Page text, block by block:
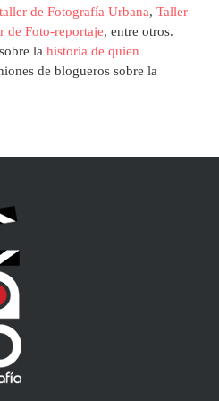
taller de Fotografía Urbana, Taller
de Foto-reportaje, entre otros.
la historia de quien
de blogueros sobre la